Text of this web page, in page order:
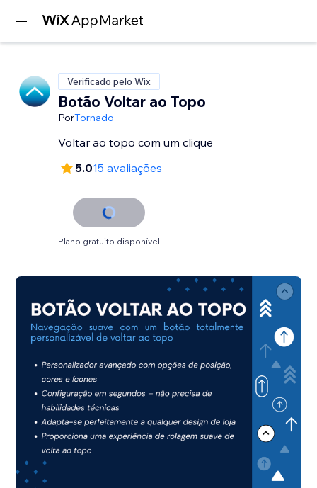
Verificado pelo Wix
Botão Voltar ao Topo
PorTornado
Voltar ao topo com um clique
5.015 avaliações
Plano gratuito disponível